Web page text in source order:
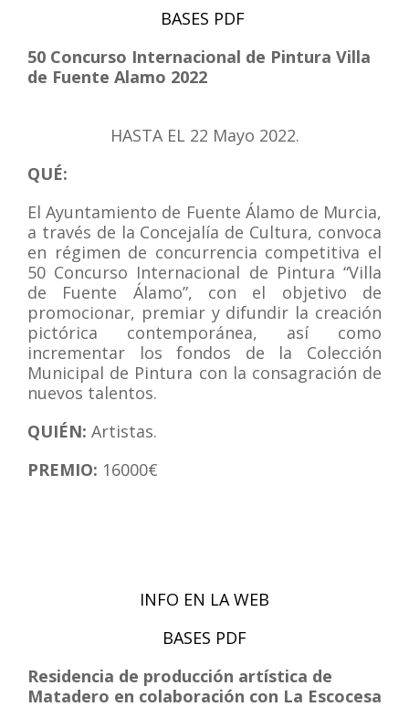
BASES PDF
50 Concurso Internacional de Pintura Villa
de Fuente Alamo 2022
HASTA EL 22 Mayo 2022.
QUÉ:
El Ayuntamiento de Fuente Álamo de Murcia,
a través de la Concejalía de Cultura, convoca
en régimen de concurrencia competitiva el
50 Concurso Internacional de Pintura “Villa
de Fuente Álamo”, con el objetivo de
promocionar, premiar y difundir la creación
pictórica contemporánea, así como
incrementar los fondos de la Colección
Municipal de Pintura con la consagración de
nuevos talentos.
QUIÉN: Artistas.
PREMIO: 16000€
INFO EN LA WEB
BASES PDF
Residencia de producción artística de
Matadero en colaboración con La Escocesa